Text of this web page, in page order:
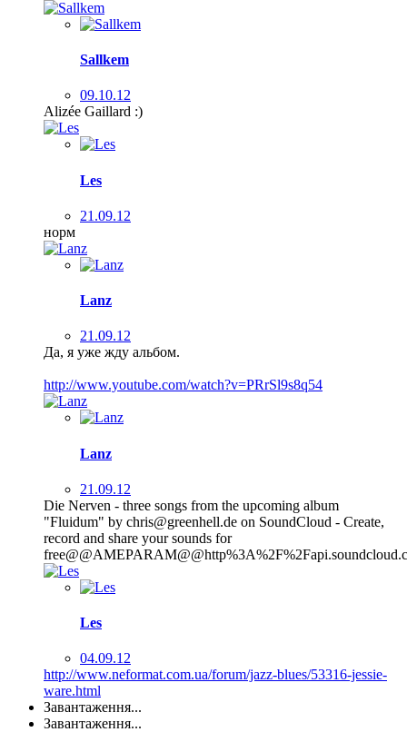
Sallkem
09.10.12
Alizée Gaillard :)
Les
21.09.12
норм
Lanz
21.09.12
Да, я уже жду альбом.
http://www.youtube.com/watch?v=PRrSl9s8q54
Lanz
21.09.12
Die Nerven - three songs from the upcoming album
"Fluidum" by chris@greenhell.de on SoundCloud - Create,
record and share your sounds for
Les
04.09.12
http://www.neformat.com.ua/forum/jazz-blues/53316-jessie-
ware.html
Завантаження...
Завантаження...